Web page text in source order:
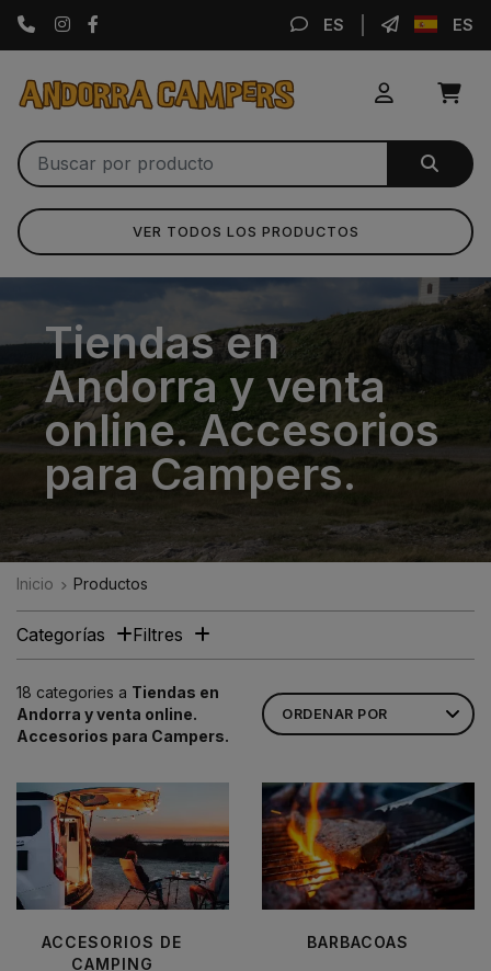
Instagram ES ES
VER TODOS LOS PRODUCTOS
Tiendas en
Andorra y venta
online. Accesorios
para Campers.
Inicio Productos
18 categories a Tiendas en
Andorra y venta online.
Accesorios para Campers.
ACCESORIOS DE
CAMPING
BARBACOAS
Categorías Filtres